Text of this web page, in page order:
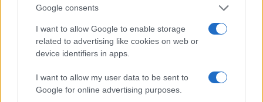
Google consents
I want to allow Google to enable storage
related to advertising like cookies on web or
device identifiers in apps.
I want to allow my user data to be sent to
Google for online advertising purposes.
ha detto all’
. “Le elezioni regionali sono
sicuramente le più difficili insieme alla comunali
perché devi portare i cittadini a scrivere il tuo
riuscito. O non abbastanza.E adesso che farà?
Inizierà una carriera politica? Smetterà di fare